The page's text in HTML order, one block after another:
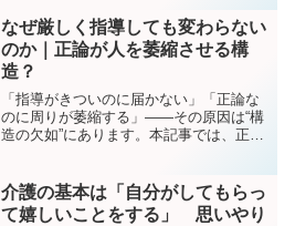
なぜ厳しく指導しても変わらない
のか｜正論が人を萎縮させる構
造？
「指導がきついのに届かない」「正論な
のに周りが萎縮する」――その原因は“構
造の欠如”にあります。本記事では、正論
解説。介護・医療・教育など人材育成の
現場必見。
介護の基本は「自分がしてもらっ
て嬉しいことをする」 思いやり